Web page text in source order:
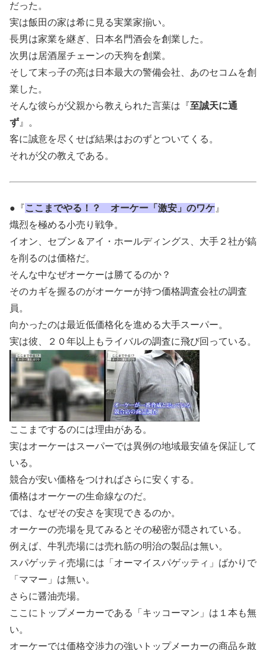
だった。
実は飯田の家は希に見る実業家揃い。
長男は家業を継ぎ、日本名門酒会を創業した。
次男は居酒屋チェーンの天狗を創業。
そして末っ子の亮は日本最大の警備会社、あのセコムを創
業した。
そんな彼らが父親から教えられた言葉は『至誠天に通
ず 』。
客に誠意を尽くせば結果はおのずとついてくる。
それが父の教えである。
●『ここまでやる！？ オーケー「激安」のワケ 』
熾烈を極める小売り戦争。
イオン、セブン＆アイ・ホールディングス、大手２社が鎬
を削るのは価格だ。
そんな中なぜオーケーは勝てるのか？
そのカギを握るのがオーケーが持つ価格調査会社の調査
員。
向かったのは最近低価格化を進める大手スーパー。
実は彼、２０年以上もライバルの調査に飛び回っている。
ここまでするのには理由がある。
実はオーケーはスーパーでは異例の地域最安値を保証して
いる。
競合が安い価格をつければさらに安くする。
価格はオーケーの生命線なのだ。
では、なぜその安さを実現できるのか。
オーケーの売場を見てみるとその秘密が隠されている。
例えば、牛乳売場には売れ筋の明治の製品は無い。
スパゲッティ売場には「オーマイスパゲッティ」ばかりで
「ママー」は無い。
さらに醤油売場。
ここにトップメーカーである「キッコーマン」は１本も無
い。
オーケーでは価格交渉力の強いトップメーカーの商品を敢